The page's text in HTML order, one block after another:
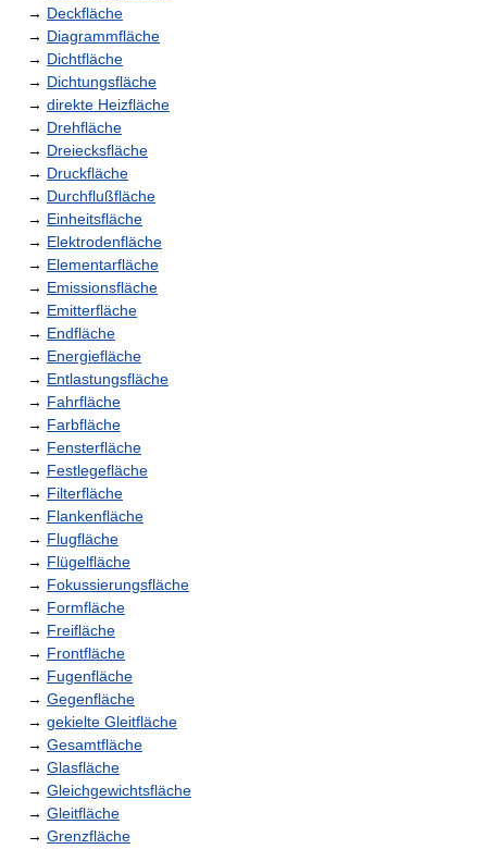
→ Deckfläche
→ Diagrammfläche
→ Dichtfläche
→ Dichtungsfläche
→ direkte Heizfläche
→ Drehfläche
→ Dreiecksfläche
→ Druckfläche
→ Durchflußfläche
→ Einheitsfläche
→ Elektrodenfläche
→ Elementarfläche
→ Emissionsfläche
→ Emitterfläche
→ Endfläche
→ Energiefläche
→ Entlastungsfläche
→ Fahrfläche
→ Farbfläche
→ Fensterfläche
→ Festlegefläche
→ Filterfläche
→ Flankenfläche
→ Flugfläche
→ Flügelfläche
→ Fokussierungsfläche
→ Formfläche
→ Freifläche
→ Frontfläche
→ Fugenfläche
→ Gegenfläche
→ gekielte Gleitfläche
→ Gesamtfläche
→ Glasfläche
→ Gleichgewichtsfläche
→ Gleitfläche
→ Grenzfläche